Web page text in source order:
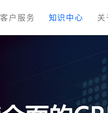
客户服务 知识中心 关